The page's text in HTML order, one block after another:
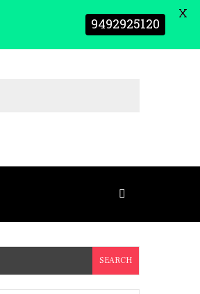
9492925120 X